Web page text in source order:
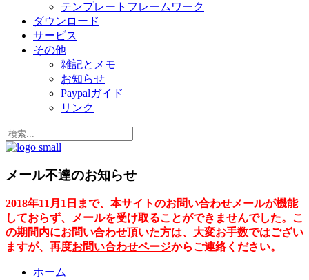
テンプレートフレームワーク
ダウンロード
サービス
その他
雑記とメモ
お知らせ
Paypalガイド
リンク
メール不達のお知らせ
2018年11月1日まで、本サイトのお問い合わせメールが機能
しておらず、メールを受け取ることができませんでした。こ
の期間内にお問い合わせ頂いた方は、大変お手数ではござい
ますが、再度お問い合わせページからご連絡ください。
ホーム